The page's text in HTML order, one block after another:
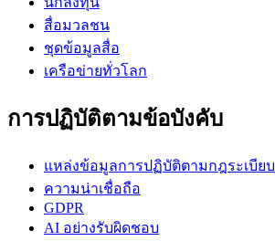
สื่อมวลชน
ชุดข้อมูลสื่อ
เครือข่ายทั่วโลก
การปฏิบัติตามข้อบังคับ
แหล่งข้อมูลการปฏิบัติตามกฎระเบียบ
ความน่าเชื่อถือ
GDPR
AI อย่างรับผิดชอบ